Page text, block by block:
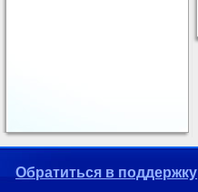
Обратиться в поддержку